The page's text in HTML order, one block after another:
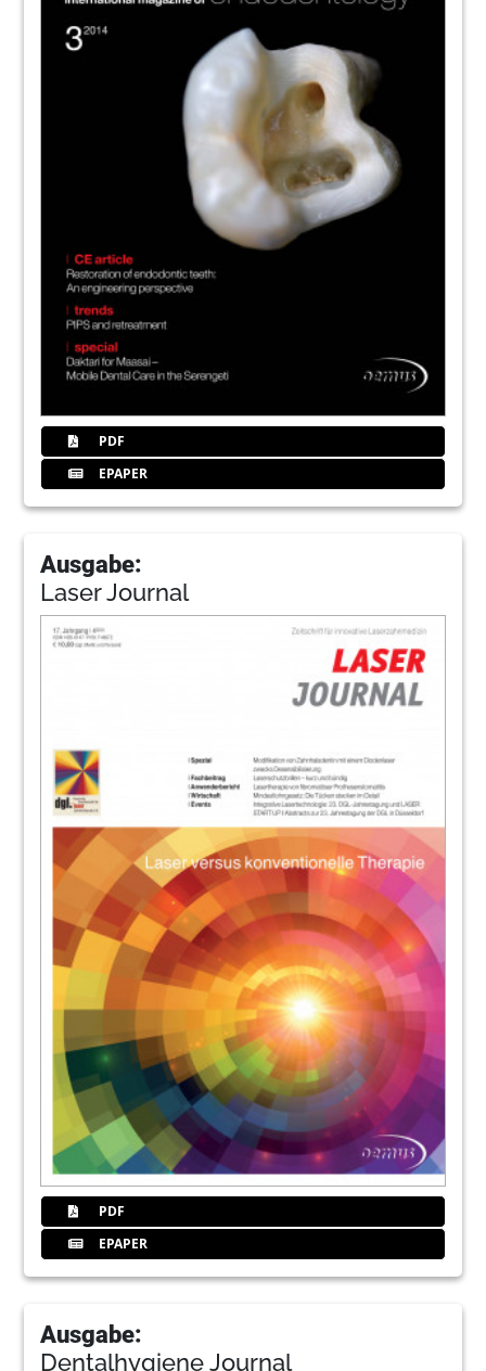
PDF
EPAPER
Ausgabe:
Laser Journal
PDF
EPAPER
Ausgabe:
Dentalhygiene Journal